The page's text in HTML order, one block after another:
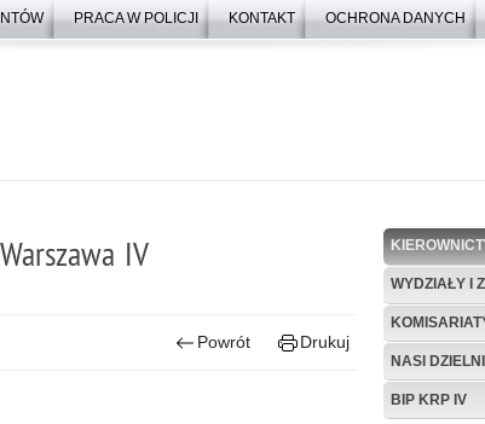
PRACA W POLICJI KONTAKT OCHRONA DANYCH
IV
Powrót Drukuj
WYDZIAŁY I
NASI
BIP KRP IV